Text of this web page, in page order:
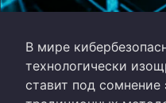
В мире
технологически
ставит под сомнение